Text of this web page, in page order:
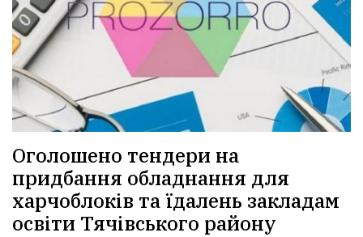
Оголошено тендери на
придбання обладнання для
харчоблоків та їдалень закладам
освіти Тячівського району